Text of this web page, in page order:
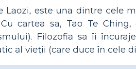
Laozi, este una dintre cele
cartea sa, Tao Te
Filozofia sa îi
al vieții (care duce în cele